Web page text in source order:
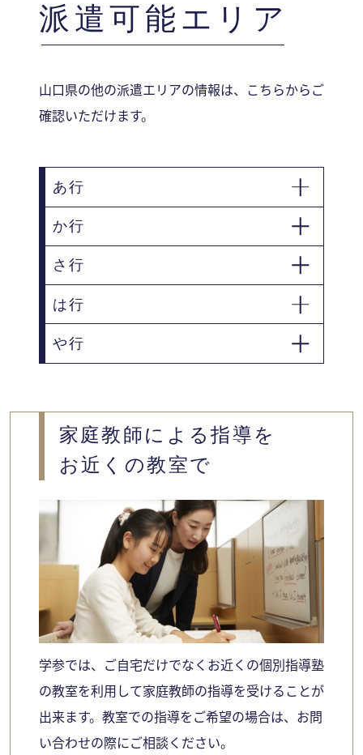
派遣可能エリア
山口県の他の派遣エリアの情報は、こちらからご
確認いただけます。
あ行
岩国市
か行
玖珂郡和木町
さ行
山陽小野田市
は行
萩市
や行
家庭教師による指導を
お近くの教室で
学参では、ご自宅だけでなくお近くの個別指導塾
の教室を利用して家庭教師の指導を受けることが
出来ます。教室での指導をご希望の場合は、お問
い合わせの際にご相談ください。